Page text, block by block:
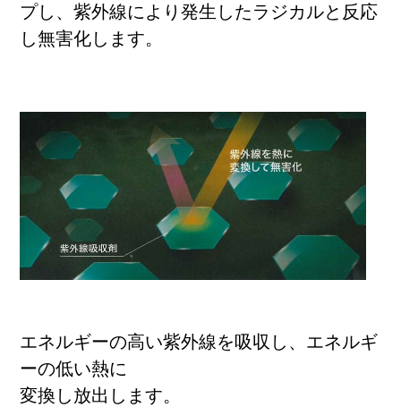
プし、紫外線により発生したラジカルと反応
し無害化します。
エネルギーの高い紫外線を吸収し、エネルギ
ーの低い熱に
変換し放出します。